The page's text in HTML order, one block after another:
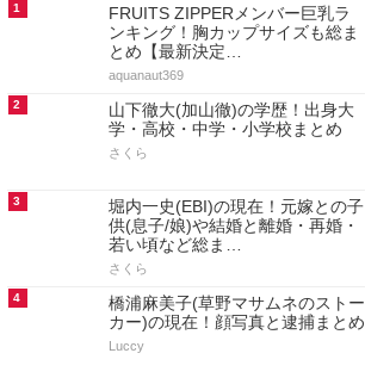
1
FRUITS ZIPPERメンバー巨乳ラ
ンキング！胸カップサイズも総ま
とめ【最新決定…
aquanaut369
2
山下徹大(加山徹)の学歴！出身大
学・高校・中学・小学校まとめ
さくら
3
堀内一史(EBI)の現在！元嫁との子
供(息子/娘)や結婚と離婚・再婚・
若い頃など総ま…
さくら
4
橋浦麻美子(草野マサムネのストー
カー)の現在！顔写真と逮捕まとめ
Luccy